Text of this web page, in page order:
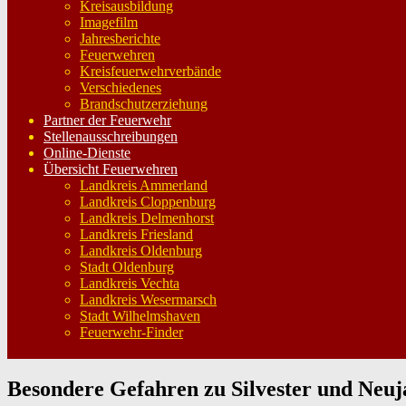
Kreisausbildung
Imagefilm
Jahresberichte
Feuerwehren
Kreisfeuerwehrverbände
Verschiedenes
Brandschutzerziehung
Partner der Feuerwehr
Stellenausschreibungen
Online-Dienste
Übersicht Feuerwehren
Landkreis Ammerland
Landkreis Cloppenburg
Landkreis Delmenhorst
Landkreis Friesland
Landkreis Oldenburg
Stadt Oldenburg
Landkreis Vechta
Landkreis Wesermarsch
Stadt Wilhelmshaven
Feuerwehr-Finder
Besondere Gefahren zu Silvester und